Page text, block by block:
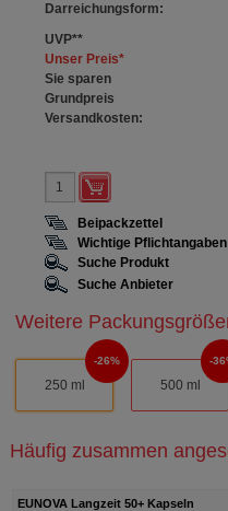
Darreichungsform:
UVP**
Unser Preis*
Sie sparen
Grundpreis
Versandkosten:
Beipackzettel
Wichtige Pflichtangaben
Suche Produkt
Suche Anbieter
Weitere
250 ml
26%
500 ml
Häufig zusammen
EUNOVA Langzeit 50+ Kapseln